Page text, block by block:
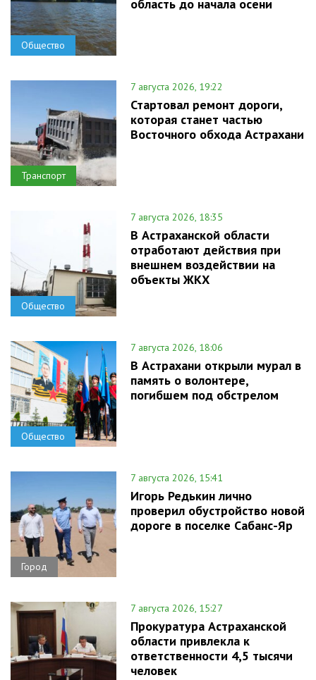
Общество
область до начала осени
Транспорт
7 августа 2026, 19:22
Стартовал ремонт дороги,
которая станет частью
Восточного обхода Астрахани
Общество
7 августа 2026, 18:35
В Астраханской области
отработают действия при
внешнем воздействии на
объекты ЖКХ
Общество
7 августа 2026, 18:06
В Астрахани открыли мурал в
память о волонтере,
погибшем под обстрелом
Город
7 августа 2026, 15:41
Игорь Редькин лично
проверил обустройство новой
дороге в поселке Сабанс-Яр
7 августа 2026, 15:27
Прокуратура Астраханской
области привлекла к
ответственности 4,5 тысячи
человек